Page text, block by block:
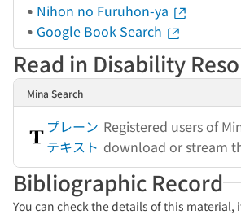
Nihon no Furuhon-ya
Google Book Search
Read in Disability
Mina Search
プレーン
テキスト
Registered users of
download or stream
Bibliographic Record
You can check the details of this material,